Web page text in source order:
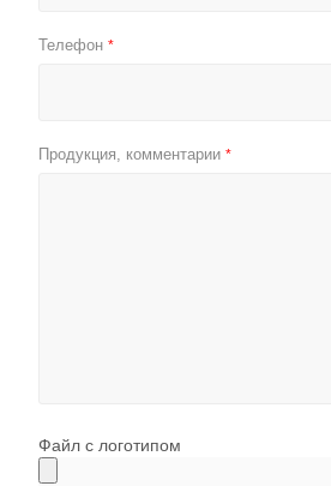
Телефон *
Продукция, комментарии *
Файл с логотипом